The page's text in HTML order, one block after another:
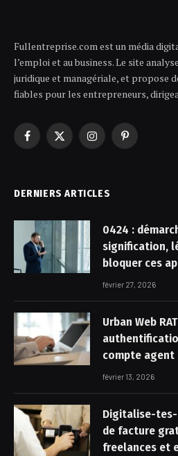
Fullentreprise.com est un média
l’emploi et au business. Le site
juridique et managériale, et propose
fiables pour les entrepreneurs,
Facebook
X
InstagramPinterest
DERNIERS ARTICLES
0424 :
signification,
bloquer ces
février 27, 2026
Urban Web
compte agent
février 13, 2026
Digitalise-
de facture
freelances et